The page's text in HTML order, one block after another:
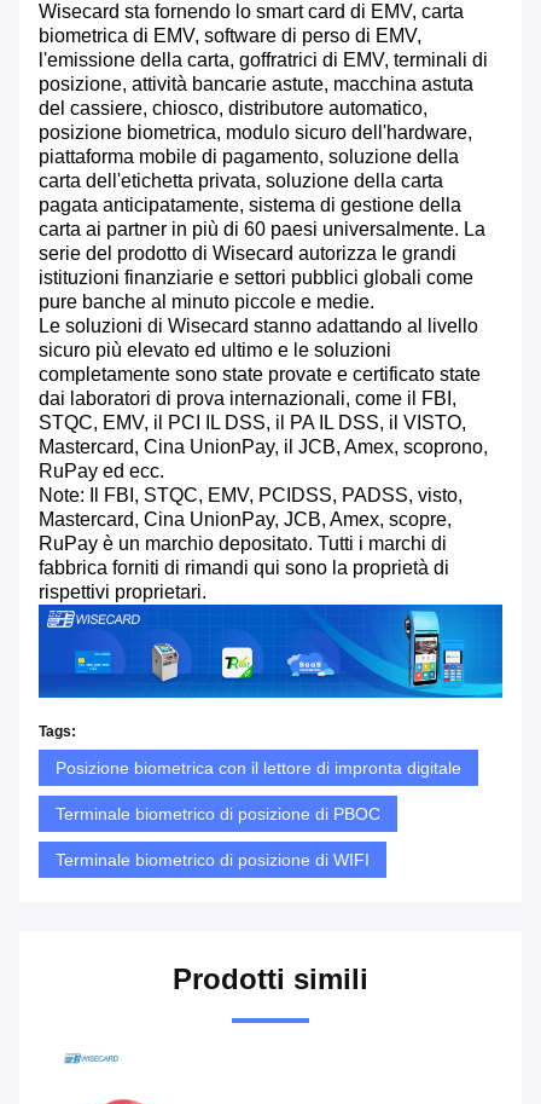
Wisecard sta fornendo lo smart card di EMV, carta
biometrica di EMV, software di perso di EMV,
l'emissione della carta, goffratrici di EMV, terminali di
posizione, attività bancarie astute, macchina astuta
del cassiere, chiosco, distributore automatico,
posizione biometrica, modulo sicuro dell'hardware,
piattaforma mobile di pagamento, soluzione della
carta dell'etichetta privata, soluzione della carta
pagata anticipatamente, sistema di gestione della
carta ai partner in più di 60 paesi universalmente. La
serie del prodotto di Wisecard autorizza le grandi
istituzioni finanziarie e settori pubblici globali come
pure banche al minuto piccole e medie.
Le soluzioni di Wisecard stanno adattando al livello
sicuro più elevato ed ultimo e le soluzioni
completamente sono state provate e certificato state
dai laboratori di prova internazionali, come il FBI,
STQC, EMV, il PCI IL DSS, il PA IL DSS, il VISTO,
Mastercard, Cina UnionPay, il JCB, Amex, scoprono,
RuPay ed ecc.
Note: Il FBI, STQC, EMV, PCIDSS, PADSS, visto,
Mastercard, Cina UnionPay, JCB, Amex, scopre,
RuPay è un marchio depositato. Tutti i marchi di
fabbrica forniti di rimandi qui sono la proprietà di
rispettivi proprietari.
Tags:
Posizione biometrica con il lettore di impronta digitale
Terminale biometrico di posizione di PBOC
Terminale biometrico di posizione di WIFI
Prodotti simili